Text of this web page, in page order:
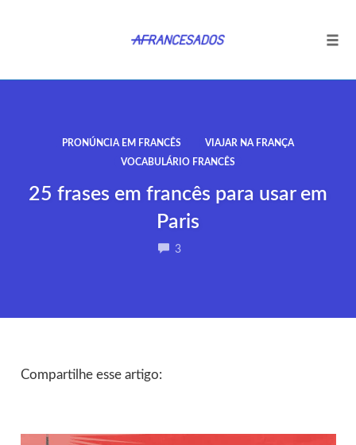
PRONÚNCIA EM FRANCÊS
VIAJAR NA FRANÇA
VOCABULÁRIO FRANCÊS
25 frases em francês para usar em
Paris
3COMMENTS
Compartilhe esse artigo: